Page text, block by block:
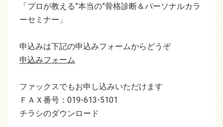
「プロが教える”本当の”骨格診断＆パーソナルカラ
ーセミナー」
申込みは下記の申込みフォームからどうぞ
申込みフォーム
ファックスでもお申し込みいただけます
ＦＡＸ番号：019-613-5101
チラシのダウンロード